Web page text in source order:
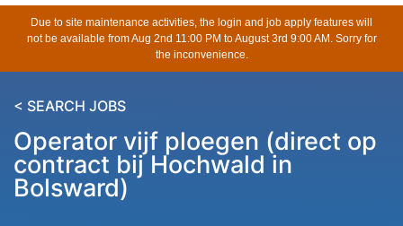
Due to site maintenance activities, the login and job apply features will
not be available from Aug 2nd 11:00 PM to August 3rd 9:00 AM. Sorry for
the inconvenience.
< SEARCH JOBS
Operator vijf ploegen (direct op
contract bij Hochwald in
Bolsward)